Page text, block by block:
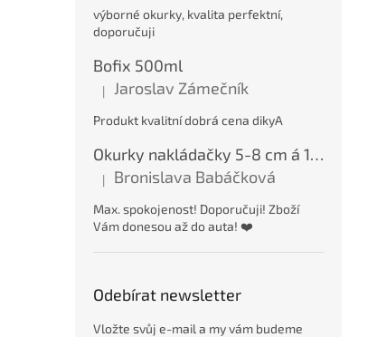
výborné okurky, kvalita perfektní,
doporučuji
Bofix 500ml
Hodnocení produktu je 5 z 5 hvězdiček.
| Jaroslav Zámečník
Produkt kvalitní dobrá cena dikyA
Okurky nakládačky 5-8 cm á 15 kg
Hodnocení produktu je 5 z 5 hvězdiček.
| Bronislava Babáčková
Max. spokojenost! Doporučuji! Zboží
Vám donesou až do auta! ❤️
Odebírat newsletter
Vložte svůj e-mail a my vám budeme